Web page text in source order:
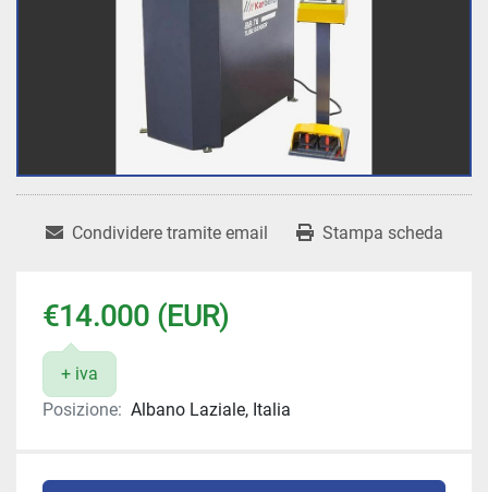
Condividere tramite email Stampa scheda
€14.000 (EUR)
+ iva
Posizione: Albano Laziale, Italia